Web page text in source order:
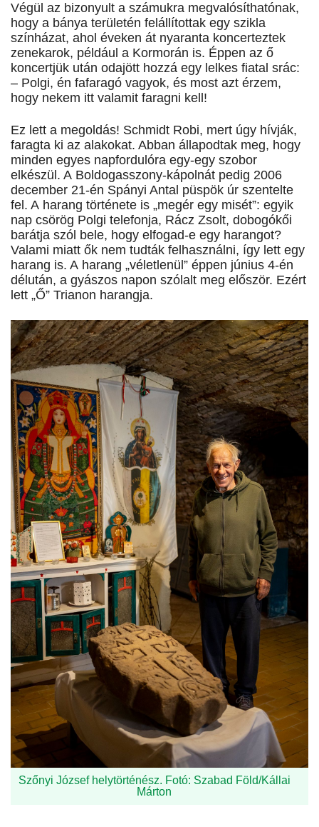
Végül az bizonyult a számukra megvalósíthatónak,
hogy a bánya területén felállítottak egy szikla
színházat, ahol éveken át nyaranta koncerteztek
zenekarok, például a Kormorán is. Éppen az ő
koncertjük után odajött hozzá egy lelkes fiatal srác:
– Polgi, én fafaragó vagyok, és most azt érzem,
hogy nekem itt valamit faragni kell!
Ez lett a megoldás! Schmidt Robi, mert úgy hívják,
faragta ki az alakokat. Abban állapodtak meg, hogy
minden egyes napfordulóra egy-egy szobor
elkészül. A Boldogasszony-kápolnát pedig 2006
december 21-én Spányi Antal püspök úr szentelte
fel. A harang története is „megér egy misét”: egyik
nap csörög Polgi telefonja, Rácz Zsolt, dobogókői
barátja szól bele, hogy elfogad-e egy harangot?
Valami miatt ők nem tudták felhasználni, így lett egy
harang is. A harang „véletlenül” éppen június 4-én
délután, a gyászos napon szólalt meg először. Ezért
lett „Ő” Trianon harangja.
Szőnyi József helytörténész. Fotó: Szabad Föld/Kállai
Márton